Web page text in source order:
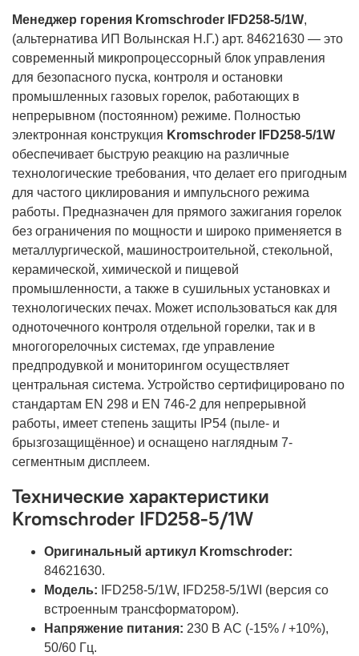
Менеджер горения Kromschroder IFD258-5/1W,
(альтернатива ИП Волынская Н.Г.) арт. 84621630 — это
современный микропроцессорный блок управления
для безопасного пуска, контроля и остановки
промышленных газовых горелок, работающих в
непрерывном (постоянном) режиме. Полностью
электронная конструкция Kromschroder IFD258-5/1W
обеспечивает быструю реакцию на различные
технологические требования, что делает его пригодным
для частого циклирования и импульсного режима
работы. Предназначен для прямого зажигания горелок
без ограничения по мощности и широко применяется в
металлургической, машиностроительной, стекольной,
керамической, химической и пищевой
промышленности, а также в сушильных установках и
технологических печах. Может использоваться как для
одноточечного контроля отдельной горелки, так и в
многогорелочных системах, где управление
предпродувкой и мониторингом осуществляет
центральная система. Устройство сертифицировано по
стандартам EN 298 и EN 746-2 для непрерывной
работы, имеет степень защиты IP54 (пыле- и
брызгозащищённое) и оснащено наглядным 7-
сегментным дисплеем.
Технические характеристики
Kromschroder IFD258-5/1W
Оригинальный артикул Kromschroder:
84621630.
Модель: IFD258-5/1W, IFD258-5/1WI (версия со
встроенным трансформатором).
Напряжение питания: 230 В AC (-15% / +10%),
50/60 Гц.